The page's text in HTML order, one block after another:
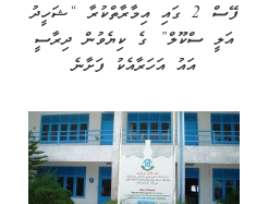
ފޭސް 2 ގައި އިމާރާތްކުރާ “ޝަހީދު
އަލީ ސްކޫލް” ގެ ކިޔެވުން ދިރާސީ
އައު އަހަރާއެކު ފަށާނެ